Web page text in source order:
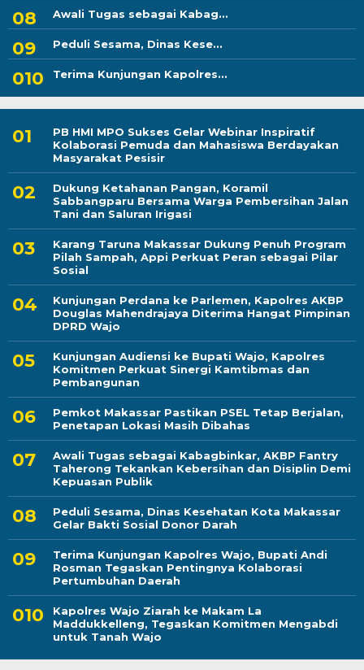
Awali Tugas sebagai Kabag...
Peduli Sesama, Dinas Kese...
Terima Kunjungan Kapolres...
PB HMI MPO Sukses Gelar Webinar Inspiratif
Kolaborasi Pemuda dan Mahasiswa Berdayakan
Masyarakat Pesisir
Dukung Ketahanan Pangan, Koramil
Sabbangparu Bersama Warga Pembersihan Jalan
Tani dan Saluran Irigasi
Karang Taruna Makassar Dukung Penuh Program
Pilah Sampah, Appi Perkuat Peran sebagai Pilar
Sosial
Kunjungan Perdana ke Parlemen, Kapolres AKBP
Douglas Mahendrajaya Diterima Hangat Pimpinan
DPRD Wajo
Kunjungan Audiensi ke Bupati Wajo, Kapolres
Komitmen Perkuat Sinergi Kamtibmas dan
Pembangunan
Pemkot Makassar Pastikan PSEL Tetap Berjalan,
Penetapan Lokasi Masih Dibahas
Awali Tugas sebagai Kabagbinkar, AKBP Fantry
Taherong Tekankan Kebersihan dan Disiplin Demi
Kepuasan Publik
Peduli Sesama, Dinas Kesehatan Kota Makassar
Gelar Bakti Sosial Donor Darah
Terima Kunjungan Kapolres Wajo, Bupati Andi
Rosman Tegaskan Pentingnya Kolaborasi
Pertumbuhan Daerah
Kapolres Wajo Ziarah ke Makam La
Maddukkelleng, Tegaskan Komitmen Mengabdi
untuk Tanah Wajo